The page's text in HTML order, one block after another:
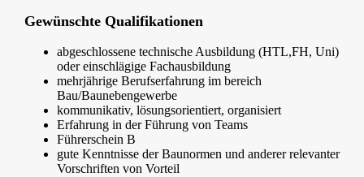
Gewünschte Qualifikationen
abgeschlossene technische Ausbildung (HTL,FH, Uni)
oder einschlägige Fachausbildung
mehrjährige Berufserfahrung im bereich
Bau/Baunebengewerbe
kommunikativ, lösungsorientiert, organisiert
Erfahrung in der Führung von Teams
Führerschein B
gute Kenntnisse der Baunormen und anderer relevanter
Vorschriften von Vorteil